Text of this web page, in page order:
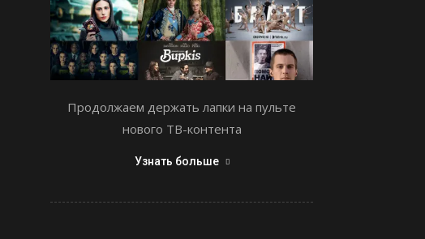
Продолжаем держать лапки на пульте
нового ТВ-контента
Узнать больше